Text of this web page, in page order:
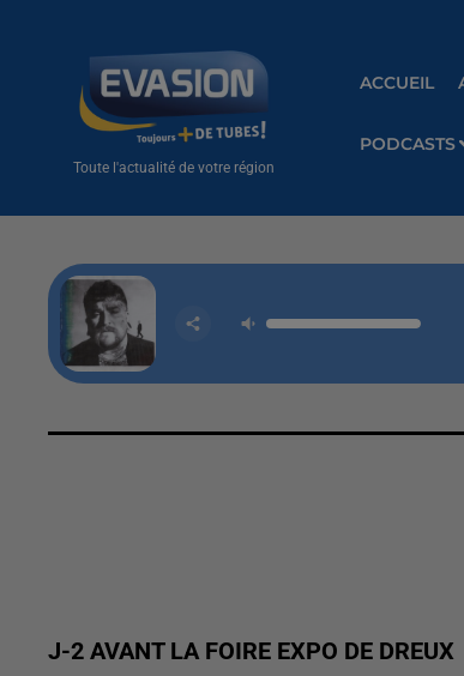
Toute l'actualité de votre région
ACCUEIL
PODCASTS
J-2 AVANT LA FOIRE EXPO DE DREUX